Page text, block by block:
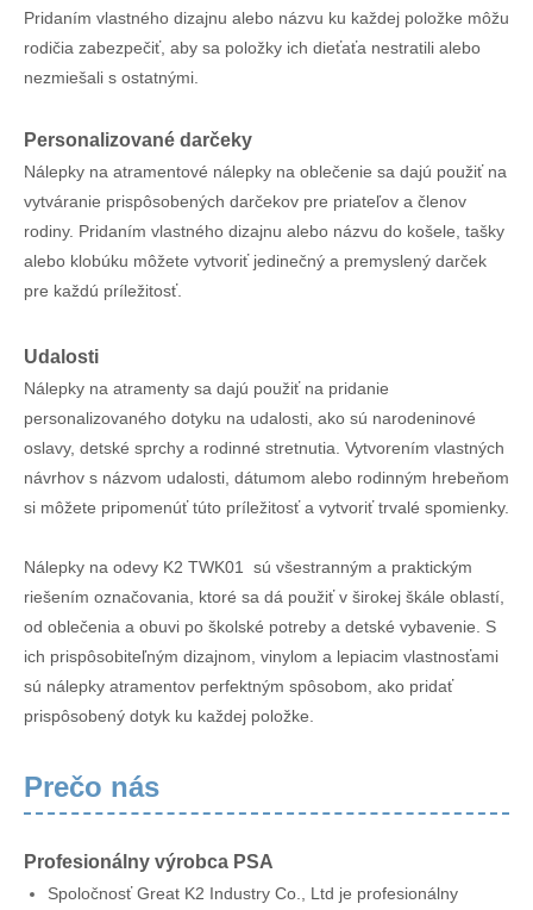
Pridaním vlastného dizajnu alebo názvu ku každej položke môžu
rodičia zabezpečiť, aby sa položky ich dieťaťa nestratili alebo
nezmiešali s ostatnými.
Personalizované darčeky
Nálepky na atramentové nálepky na oblečenie sa dajú použiť na
vytváranie prispôsobených darčekov pre priateľov a členov
rodiny. Pridaním vlastného dizajnu alebo názvu do košele, tašky
alebo klobúku môžete vytvoriť jedinečný a premyslený darček
pre každú príležitosť.
Udalosti
Nálepky na atramenty sa dajú použiť na pridanie
personalizovaného dotyku na udalosti, ako sú narodeninové
oslavy, detské sprchy a rodinné stretnutia. Vytvorením vlastných
návrhov s názvom udalosti, dátumom alebo rodinným hrebeňom
si môžete pripomenúť túto príležitosť a vytvoriť trvalé spomienky.
Nálepky na odevy K2 TWK01 sú všestranným a praktickým
riešením označovania, ktoré sa dá použiť v širokej škále oblastí,
od oblečenia a obuvi po školské potreby a detské vybavenie. S
ich prispôsobiteľným dizajnom, vinylom a lepiacim vlastnosťami
sú nálepky atramentov perfektným spôsobom, ako pridať
prispôsobený dotyk ku každej položke.
Prečo nás
Profesionálny výrobca PSA
Spoločnosť Great K2 Industry Co., Ltd je profesionálny